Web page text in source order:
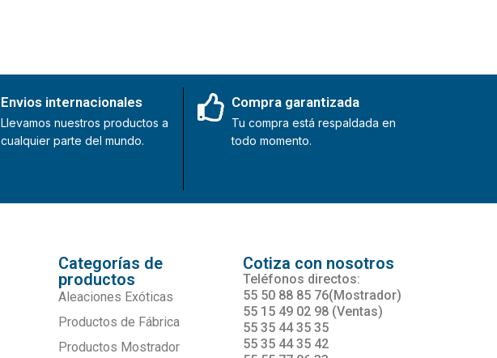
Envios internacionales
Llevamos nuestros productos a
cualquier parte del mundo.
Compra garantizada
Tu compra está respaldada en
todo momento.
Categorías de
productos
Aleaciones Exóticas
Productos de Fábrica
Productos Mostrador
Cotiza con nosotros
Teléfonos directos:
55 50 88 85 76(Mostrador)
55 15 49 02 98 (Ventas)
55 35 44 35 35
55 35 44 35 42